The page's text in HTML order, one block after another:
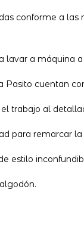
conforme a
lavar a máquina a
Pasito cuentan
trabajo al
para remarcar
estilo